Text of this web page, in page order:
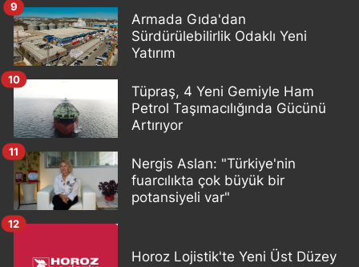
Armada Gıda'dan
Sürdürülebilirlik Odaklı Yeni
Yatırım
9
Tüpraş, 4 Yeni Gemiyle Ham
Petrol Taşımacılığında Gücünü
Artırıyor
10
Nergis Aslan: "Türkiye'nin
fuarcılıkta çok büyük bir
potansiyeli var"
11
Horoz Lojistik'te Yeni Üst Düzey
12